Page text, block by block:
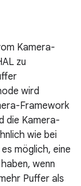
Kamera-
zu
wird
Framework
die Kamera-
wie bei
möglich, eine
wenn
Puffer als